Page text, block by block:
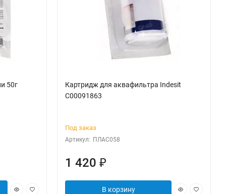
50г
Картридж для аквафильтра Indesit
C00091863
Под заказ
Артикул: ПЛАС058
1 420₽
В корзину